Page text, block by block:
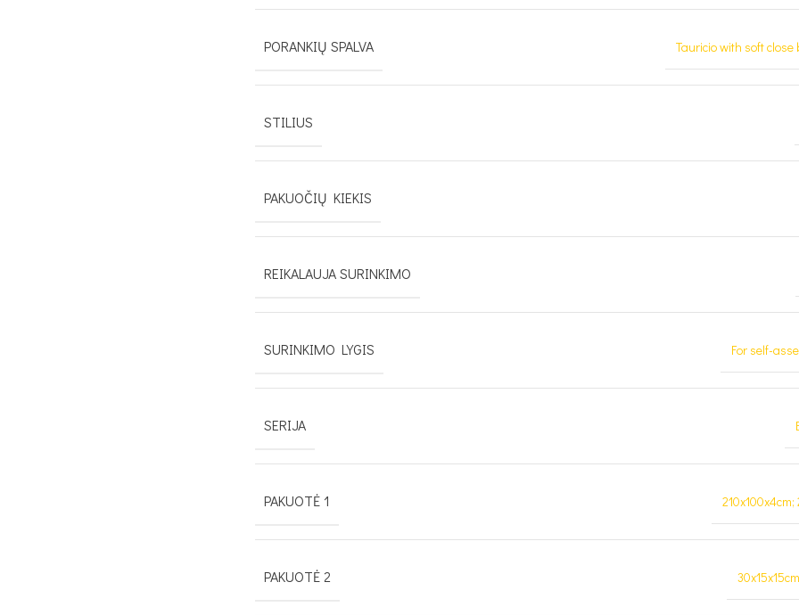
PORANKIŲ SPALVA Tauricio with soft close
STILIUS
PAKUOČIŲ KIEKIS
REIKALAUJA SURINKIMO
SURINKIMO LYGIS For self-
SERIJA
PAKUOTĖ 1 210x100x4cm;
PAKUOTĖ 2